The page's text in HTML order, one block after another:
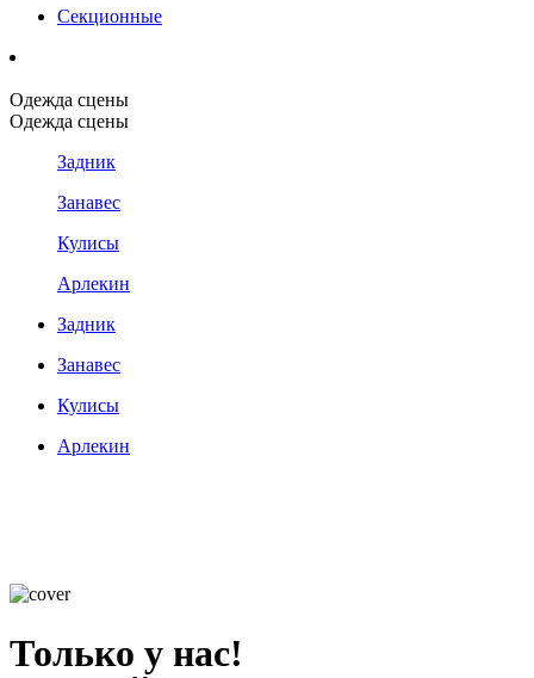
Секционные
Одежда сцены
Одежда сцены
Задник
Занавес
Кулисы
Арлекин
Задник
Занавес
Кулисы
Арлекин
Только у нас!